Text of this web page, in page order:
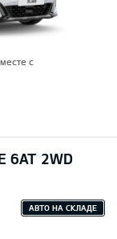
с
6AT 2WD
АВТО НА СКЛАДЕ